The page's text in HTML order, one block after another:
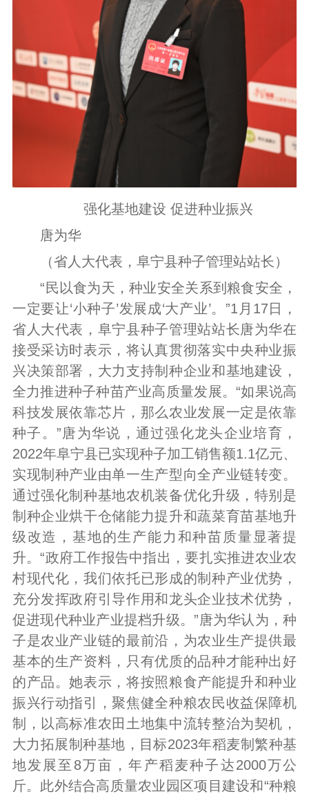
强化基地建设 促进种业振兴
唐为华
（省人大代表，阜宁县种子管理站站长）
“民以食为天，种业安全关系到粮食安全，
一定要让‘小种子’发展成‘大产业’。”1月17日，
省人大代表，阜宁县种子管理站站长唐为华在
接受采访时表示，将认真贯彻落实中央种业振
兴决策部署，大力支持制种企业和基地建设，
全力推进种子种苗产业高质量发展。“如果说高
科技发展依靠芯片，那么农业发展一定是依靠
种子。”唐为华说，通过强化龙头企业培育，
2022年阜宁县已实现种子加工销售额1.1亿元、
实现制种产业由单一生产型向全产业链转变。
通过强化制种基地农机装备优化升级，特别是
制种企业烘干仓储能力提升和蔬菜育苗基地升
级改造，基地的生产能力和种苗质量显著提
升。“政府工作报告中指出，要扎实推进农业农
村现代化，我们依托已形成的制种产业优势，
充分发挥政府引导作用和龙头企业技术优势，
促进现代种业产业提档升级。”唐为华认为，种
子是农业产业链的最前沿，为农业生产提供最
基本的生产资料，只有优质的品种才能种出好
的产品。她表示，将按照粮食产能提升和种业
振兴行动指引，聚焦健全种粮农民收益保障机
制，以高标准农田土地集中流转整治为契机，
大力拓展制种基地，目标2023年稻麦制繁种基
地发展至8万亩，年产稻麦种子达2000万公
斤。此外结合高质量农业园区项目建设和“种粮